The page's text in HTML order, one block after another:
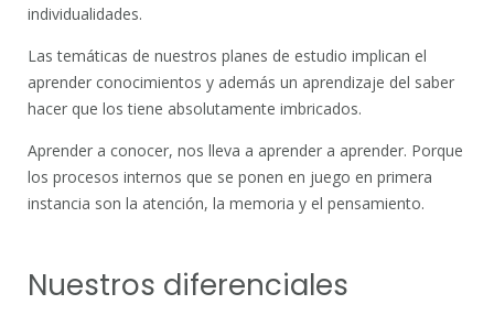
individualidades.
Las temáticas de nuestros planes de estudio implican el
aprender conocimientos y además un aprendizaje del saber
hacer que los tiene absolutamente imbricados.
Aprender a conocer, nos lleva a aprender a aprender. Porque
los procesos internos que se ponen en juego en primera
instancia son la atención, la memoria y el pensamiento.
Nuestros diferenciales